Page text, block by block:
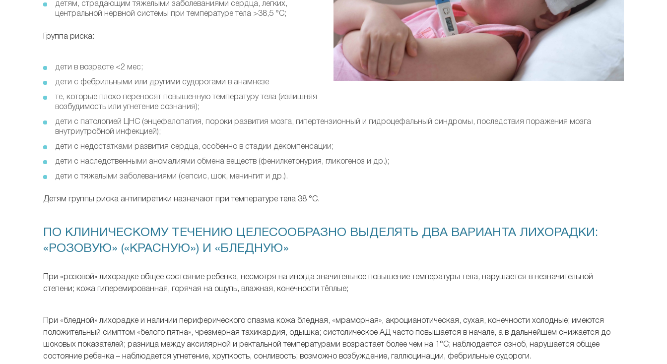
детям, страдающим тяжелыми заболеваниями сердца, легких,
центральной нервной системы при температуре тела >38,5 °С;
Группа риска:
дети в возрасте <2 мес;
дети с фебрильными или другими судорогами в анамнезе
те, которые плохо переносят повышенную температуру тела (излишняя
возбудимость или угнетение сознания);
дети с патологией ЦНС (энцефалопатия, пороки развития мозга, гипертензионный и гидроцефальный синдромы, последствия поражения мозга
внутриутробной инфекцией);
дети с недостатками развития сердца, особенно в стадии декомпенсации;
дети с наследственными аномалиями обмена веществ (фенилкетонурия, гликогеноз и др.);
дети с тяжелыми заболеваниями (сепсис, шок, менингит и др.).
Детям группы риска антипиретики назначают при температуре тела 38 °С.
ПО КЛИНИЧЕСКОМУ ТЕЧЕНИЮ ЦЕЛЕСООБРАЗНО ВЫДЕЛЯТЬ ДВА ВАРИАНТА ЛИХОРАДКИ:
«РОЗОВУЮ» («КРАСНУЮ») И «БЛЕДНУЮ»
При «розовой» лихорадке общее состояние ребенка, несмотря на иногда значительное повышение температуры тела, нарушается в незначительной
степени; кожа гиперемированная, горячая на ощупь, влажная, конечности тёплые;
При «бледной» лихорадке и наличии периферического спазма кожа бледная, «мраморная», акроцианотическая, сухая, конечности холодные; имеются
положительный симптом «белого пятна», чрезмерная тахикардия, одышка; систолическое АД часто повышается в начале, а в дальнейшем снижается до
шоковых показателей; разница между аксилярной и ректальной температурами возрастает более чем на 1°С; наблюдается озноб, нарушается общее
состояние ребенка – наблюдается угнетение, хрупкость, сонливость; возможно возбуждение, галлюцинации, фебрильные судороги.